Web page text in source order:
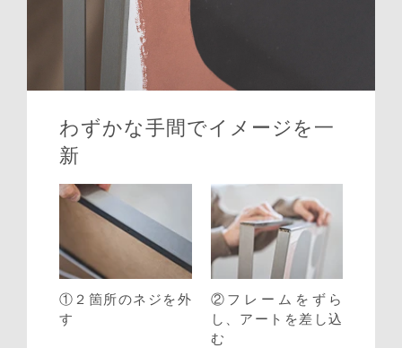
わずかな手間でイメージを一
新
①２箇所のネジを外
す
②フレームをずら
し、アートを差し込
む